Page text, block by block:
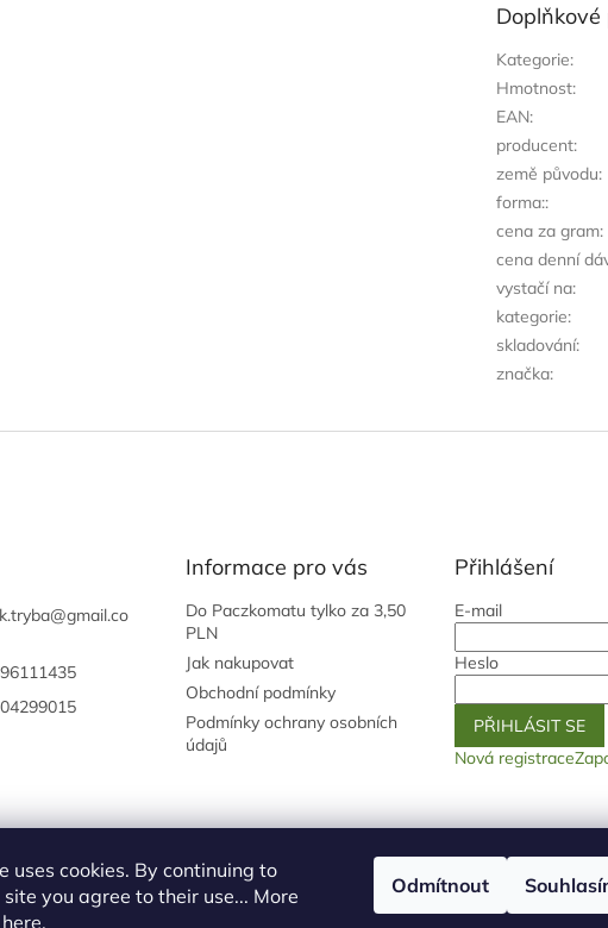
uses cookies. By continuing to
you agree to their use... More
here.
Odmítnout
Kategorie:
Hmotnost:
EAN:
producent:
země původu:
forma::
cena za gram:
cena denní
vystačí na:
kategorie:
skladování:
značka:
@gmail.co
Informace pro vás
Do Paczkomatu tylko za 3,50
PLN
Jak nakupovat
Obchodní podmínky
Podmínky ochrany osobních
údajů
Přihlášení
E-mail
Heslo
PŘIHLÁSIT SE
Nová registrace